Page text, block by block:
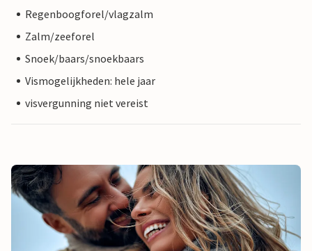
Regenboogforel/vlagzalm
Zalm/zeeforel
Snoek/baars/snoekbaars
Vismogelijkheden: hele jaar
visvergunning niet vereist